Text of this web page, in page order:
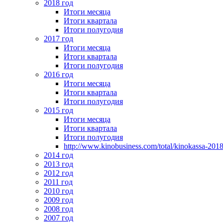
2018 год
Итоги месяца
Итоги квартала
Итоги полугодия
2017 год
Итоги месяца
Итоги квартала
Итоги полугодия
2016 год
Итоги месяца
Итоги квартала
Итоги полугодия
2015 год
Итоги месяца
Итоги квартала
Итоги полугодия
http://www.kinobusiness.com/total/kinokassa-
2014 год
2013 год
2012 год
2011 год
2010 год
2009 год
2008 год
2007 год